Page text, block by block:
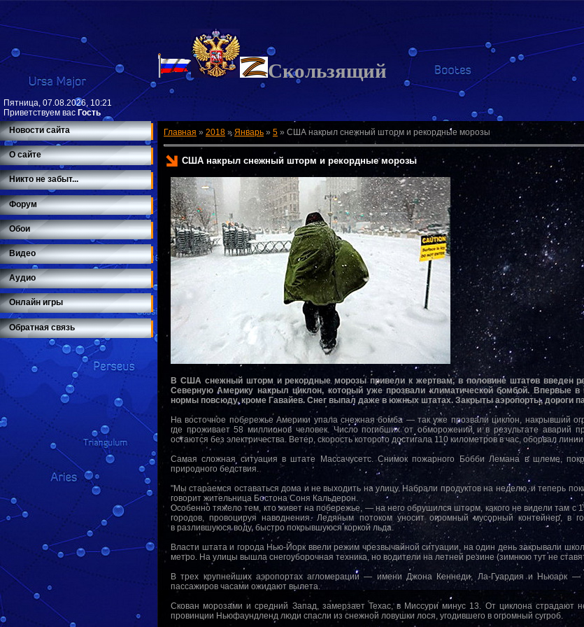
Пятница, 07.08.2026, 10:21
Приветствуем вас Гость
Скользящий
Новости сайта
О сайте
Никто не забыт...
Форум
Обои
Видео
Аудио
Онлайн игры
Обратная связь
Главная » 2018 » Январь » 5 » США накрыл снежный шторм и рекордные морозы
США накрыл снежный шторм и рекордные морозы
В США снежный шторм и рекордные морозы привели к жертвам, в половине штатов введен
Северную Америку накрыл циклон, который уже прозвали климатической бомбой. Впервые
нормы повсюду, кроме Гавайев. Снег выпал даже в южных штатах. Закрыты аэропорты, дороги
На восточное побережье Америки упала снежная бомба — так уже прозвали циклон, накрывший
где проживает 58 миллионов человек. Число погибших от обморожений и в результате аварий
остаются без электричества. Ветер, скорость которого достигала 110 километров в час, оборвал
Самая сложная ситуация в штате Массачусетс. Снимок пожарного Бобби Лемана в шлеме,
природного бедствия.
"Мы стараемся оставаться дома и не выходить на улицу. Набрали продуктов на неделю, и теперь
говорит жительница Бостона Соня Кальдерон.
Особенно тяжело тем, кто живет на побережье, — на него обрушился шторм, какого не видели там с
городов, провоцируя наводнения. Ледяным потоком уносит огромный мусорный контейнер, в
в разлившуюся воду, быстро покрывшуюся коркой льда.
Власти штата и города Нью-Йорк ввели режим чрезвычайной ситуации, на один день закрывали
метро. На улицы вышла снегоуборочная техника, но водители на летней резине (зимнюю тут не
В трех крупнейших аэропортах агломерации — имени Джона Кеннеди, Ла-Гуардия и Ньюарк —
пассажиров часами ожидают вылета.
Скован морозами и средний Запад, замерзает Техас, в Миссури минус 13. От циклона страдают
провинции Ньюфаундленд люди спасли из снежной ловушки лося, угодившего в огромный сугроб.